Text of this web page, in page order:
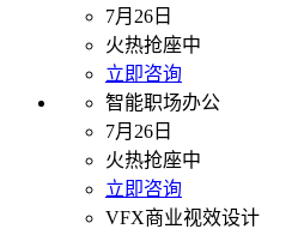
7月26日
火热抢座中
立即咨询
智能职场办公
7月26日
火热抢座中
立即咨询
VFX商业视效设计